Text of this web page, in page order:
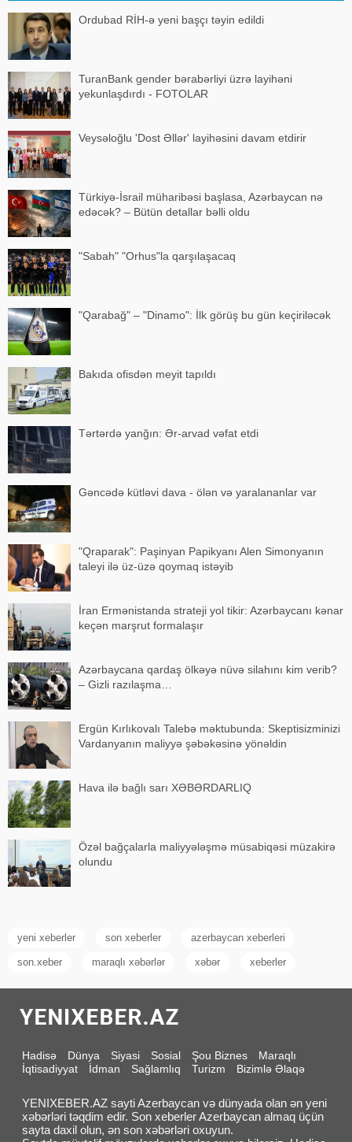
Ordubad RİH-ə yeni başçı təyin edildi
TuranBank gender bərabərliyi üzrə layihəni
yekunlaşdırdı - FOTOLAR
Veysəloğlu 'Dost Əllər' layihəsini davam etdirir
Türkiyə-İsrail müharibəsi başlasa, Azərbaycan nə
edəcək? – Bütün detallar bəlli oldu
"Sabah" "Orhus"la qarşılaşacaq
"Qarabağ" – "Dinamo": İlk görüş bu gün keçiriləcək
Bakıda ofisdən meyit tapıldı
Tərtərdə yanğın: Ər-arvad vəfat etdi
Gəncədə kütləvi dava - ölən və yaralananlar var
"Qraparak": Paşinyan Papikyanı Alen Simonyanın
taleyi ilə üz-üzə qoymaq istəyib
İran Ermənistanda strateji yol tikir: Azərbaycanı kənar
keçən marşrut formalaşır
Azərbaycana qardaş ölkəyə nüvə silahını kim verib?
– Gizli razılaşma…
Ergün Kırlıkovalı Talebə məktubunda: Skeptisizminizi
Vardanyanın maliyyə şəbəkəsinə yönəldin
Hava ilə bağlı sarı XƏBƏRDARLIQ
Özəl bağçalarla maliyyələşmə müsabiqəsi müzakirə
olundu
yeni xeberler son xeberler azerbaycan xeberleri
son.xeber maraqlı xəbərlər xəbər xeberler
Hadisə Dünya Siyasi Sosial Şou Biznes
Maraqlı
İqtisadiyyat
İdman Sağlamlıq Turizm Bizimlə Əlaqə
YENIXEBER.AZ sayti Azerbaycan və dünyada olan ən yeni
xəbərləri təqdim edir. Son xeberler Azerbaycan almaq üçün
sayta daxil olun, ən son xəbərləri oxuyun.